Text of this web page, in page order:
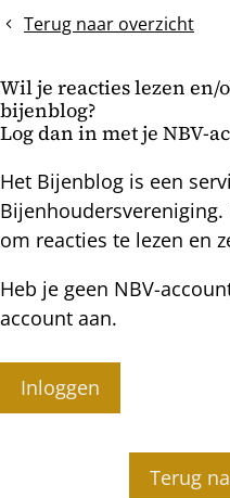
Terug naar overzicht
Wil je reacties lezen en/
bijenblog?
Log dan in met je NBV-
Het Bijenblog is een
om reacties te lezen en
Heb je geen NBV-
account aan.
Inloggen
Terug